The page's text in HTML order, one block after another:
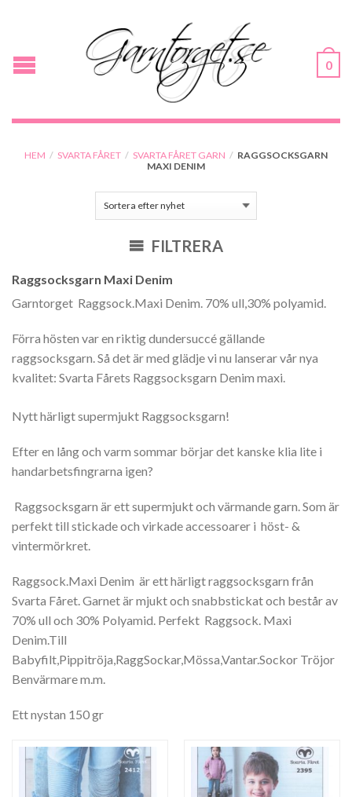
0
HEM / SVARTA FÅRET / SVARTA FÅRET GARN / RAGGSOCKSGARN
MAXI DENIM
FILTRERA
Raggsocksgarn Maxi Denim
Garntorget Raggsock.Maxi Denim. 70% ull,30% polyamid.
Förra hösten var en riktig dundersuccé gällande
raggsocksgarn. Så det är med glädje vi nu lanserar vår nya
kvalitet: Svarta Fårets Raggsocksgarn Denim maxi.
Nytt härligt supermjukt Raggsocksgarn!
Efter en lång och varm sommar börjar det kanske klia lite i
handarbetsfingrarna igen?
Raggsocksgarn är ett supermjukt och värmande garn. Som är
perfekt till stickade och virkade accessoarer i höst- &
vintermörkret.
Raggsock.Maxi Denim är ett härligt raggsocksgarn från
Svarta Fåret. Garnet är mjukt och snabbstickat och består av
70% ull och 30% Polyamid. Perfekt Raggsock. Maxi
Denim.Till
Babyfilt,Pippitröja,RaggSockar,Mössa,Vantar.Sockor Tröjor
Benvärmare m.m.
Ett nystan 150 gr